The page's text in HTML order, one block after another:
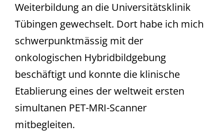
Weiterbildung an die Universitätsklinik
Tübingen gewechselt. Dort habe ich mich
schwerpunktmässig mit der
onkologischen Hybridbildgebung
beschäftigt und konnte die klinische
Etablierung eines der weltweit ersten
simultanen PET-MRI-Scanner
mitbegleiten.